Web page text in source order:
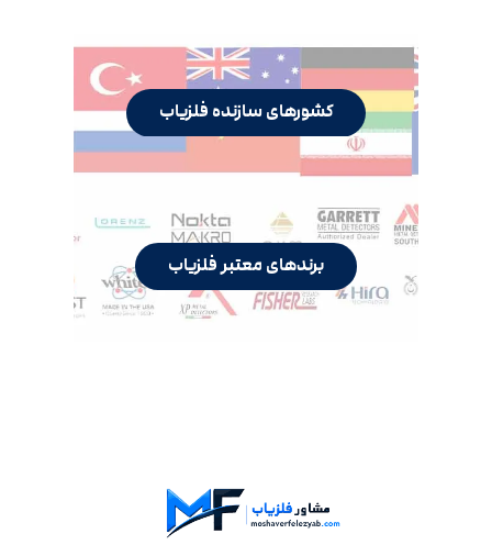
کشورهای سازنده فلزیاب
برندهای معتبر فلزیاب